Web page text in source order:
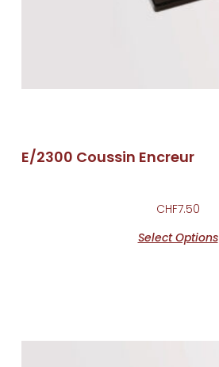
E/2300 Coussin Encreur
CHF7.50
Select Options